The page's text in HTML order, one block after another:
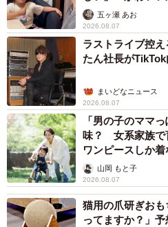
に戻った様子で、かなり顔つき
一回り大きくなり、ワイルド感
「タロスケ」と声をかけるとは
のか、甘えた声で近づきその場
見せた。
捕まえて帰ろうとしたときに一
すると逃げるの繰り返しで捕獲
やはり半年間の外生活で警戒心
ははとさんが奥の手として用意
CM曲を流しながら取り出すと
きた。
五ヶ瀬 あお
2026.08.07
ラストライブ控
たん社長が
まいどなニュース
2026.08.07
「男の子のママ
味？ 女系家族で
ワンピースしか
へんが…
山岡 もと子
2026.08.07
猫用の爪研ぎお
ってますか？」